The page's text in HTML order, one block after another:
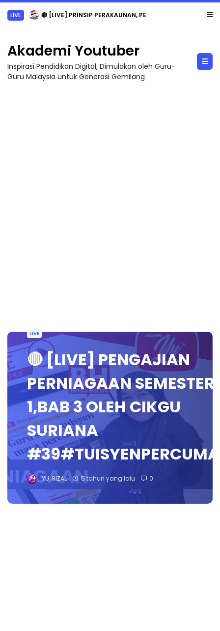
LIVE 🔴 [LIVE] PRINSIP PERAKAUNAN, PECUT SKOR SOALAN 1 TRIAL OLEH CIKGU WAN...
Akademi Youtuber
Inspirasi Pendidikan Digital, Dimulakan oleh Guru-
Guru Malaysia untuk Generasi Gemilang
LIVE
🔴 [LIVE] PENGAJIAN
PERNIAGAAN SEMESTER
1,BAB 3 OLEH CIKGU
SURIANA
#39#TUISYENPERCUMA
YU. RIZAL 5 tahun yang lalu 0